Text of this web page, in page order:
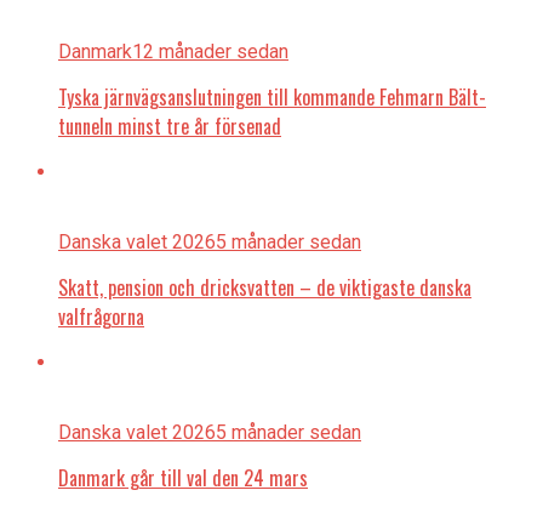
Danmark12 månader sedan
Tyska järnvägsanslutningen till kommande Fehmarn Bält-
tunneln minst tre år försenad
Danska valet 20265 månader sedan
Skatt, pension och dricksvatten – de viktigaste danska
valfrågorna
Danska valet 20265 månader sedan
Danmark går till val den 24 mars